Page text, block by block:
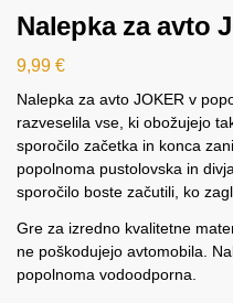
Nalepka za avto
9,99 €
Nalepka za avto JOKER v
razveselila vse, ki obožujejo
sporočilo začetka in konca
popolnoma pustolovska in
sporočilo boste začutili, ko
Gre za izredno kvalitetne
ne poškodujejo avtomobila.
popolnoma vodoodporna.